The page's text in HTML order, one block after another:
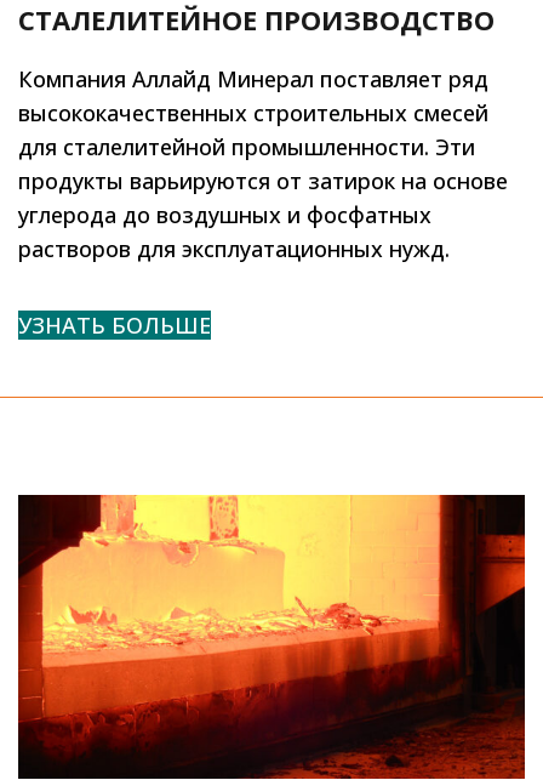
СТАЛЕЛИТЕЙНОЕ ПРОИЗВОДСТВО
Компания Аллайд Минерал поставляет ряд
высококачественных строительных смесей
для сталелитейной промышленности. Эти
продукты варьируются от затирок на основе
углерода до воздушных и фосфатных
растворов для эксплуатационных нужд.
УЗНАТЬ БОЛЬШЕ